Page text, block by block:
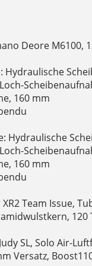
Deore M6100,
160 mm
Hydraulische
160 mm
Team Issue,
120
SL, Solo Air-
Versatz,